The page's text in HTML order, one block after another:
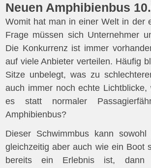
Neuen Amphibienbus
Womit hat man in einer Welt in der
Frage müssen sich Unternehmer
Die Konkurrenz ist immer
auf viele Anbieter verteilen. Häufig
Sitze unbelegt, was zu
auch immer noch echte
es statt normaler
Amphibienbus?
Dieser Schwimmbus kann
gleichzeitig aber auch wie ein Boot
bereits ein Erlebnis ist, dann